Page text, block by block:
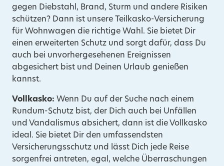
gegen Diebstahl, Brand, Sturm und andere Risiken
schützen? Dann ist unsere Teilkasko-Versicherung
für Wohnwagen die richtige Wahl. Sie bietet Dir
einen erweiterten Schutz und sorgt dafür, dass Du
auch bei unvorhergesehenen Ereignissen
abgesichert bist und Deinen Urlaub genießen
kannst.
Vollkasko: Wenn Du auf der Suche nach einem
Rundum-Schutz bist, der Dich auch bei Unfällen
und Vandalismus absichert, dann ist die Vollkasko
ideal. Sie bietet Dir den umfassendsten
Versicherungsschutz und lässt Dich jede Reise
sorgenfrei antreten, egal, welche Überraschungen